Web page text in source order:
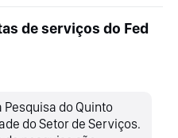
de serviços do Fed
Pesquisa do Quinto
do Setor de Serviços.